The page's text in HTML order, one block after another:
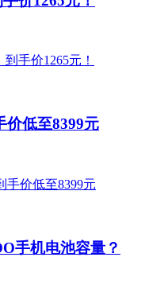
价低至8399元
手机电池容量？